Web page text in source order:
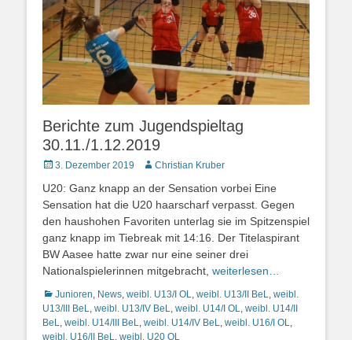
Berichte zum Jugendspieltag
30.11./1.12.2019
Posted
3. Dezember 2019 AutorChristian Kruber
U20: Ganz knapp an der Sensation vorbei Eine
Sensation hat die U20 haarscharf verpasst. Gegen
den haushohen Favoriten unterlag sie im Spitzenspiel
ganz knapp im Tiebreak mit 14:16. Der Titelaspirant
BW Aasee hatte zwar nur eine seiner drei
Nationalspielerinnen mitgebracht, weiterlesen…
Kategorien
Junioren News weibl. U13/I OL weibl. U13/II BeL
weibl.
U13/III BeL
weibl. U13/IV BeL weibl. U14/I OL
weibl. U14/II
BeL
weibl. U14/III BeL weibl. U14/IV BeL weibl. U16/I OL
weibl. U16/II BeL
weibl. U20 OL